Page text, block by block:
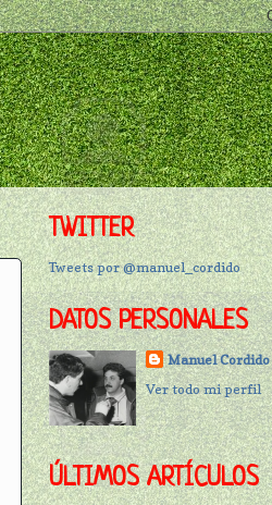
TWITTER
Tweets por @manuel_cordido
DATOS PERSONALES
Manuel Cordido
Ver todo mi perfil
ÚLTIMOS ARTÍCULOS